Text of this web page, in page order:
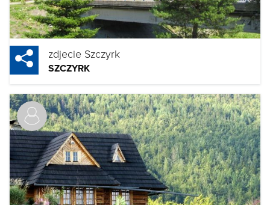
zdjecie Szczyrk
SZCZYRK